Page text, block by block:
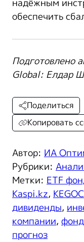
надёжным
обеспечить
Подготовлено
Global: Елдар
Автор: ИА
Рубрики:
Метки: ETF
Kaspi.kz, KEGOC
дивиденды,
компании,
прогноз
Поделиться
Копировать